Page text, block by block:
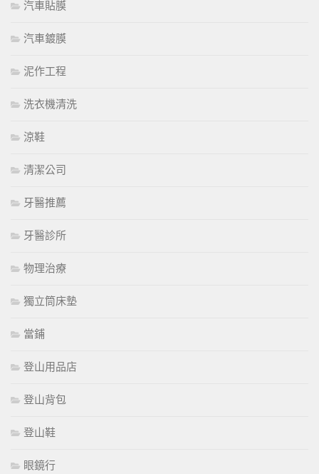
汽車貼膜
汽車鍍膜
泥作工程
洗衣機清洗
涼鞋
清潔公司
牙醫推薦
牙醫診所
物理治療
獨立筒床墊
當鋪
登山用品店
登山背包
登山鞋
眼鏡行